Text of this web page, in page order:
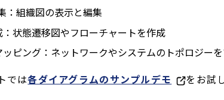
：組織図の表示と編集
状態遷移図やフローチャートを作成
ピング：ネットワークやシステムのトポロジー
では各ダイアグラムのサンプルデモ をお試